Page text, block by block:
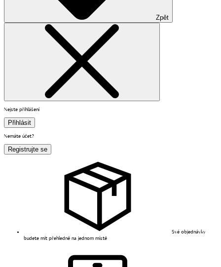
Zpět
Nejste přihlášení
Přihlásit
Nemáte účet?
Registrujte se
Své objednávky
budete mít přehledně na jednom místě